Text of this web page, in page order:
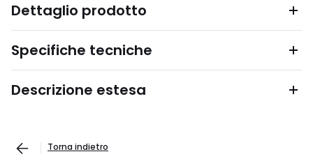
Dettaglio prodotto
Specifiche tecniche
Descrizione estesa
Torna indietro